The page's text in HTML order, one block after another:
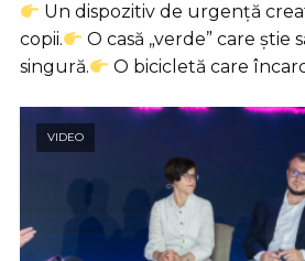
Un dispozitiv de urgență
copii.
O casă „verde” care știe
singură.
O bicicletă care
VIDEO